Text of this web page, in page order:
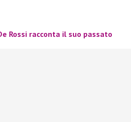
Rossi racconta il suo passato